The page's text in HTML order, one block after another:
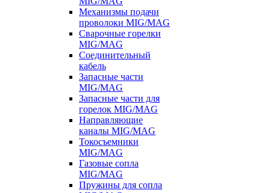
Механизмы подачи
проволоки MIG/MAG
Сварочные горелки
MIG/MAG
Соединительный
кабель
Запасные части
MIG/MAG
Запасные части для
горелок MIG/MAG
Направляющие
каналы MIG/MAG
Токосъемники
MIG/MAG
Газовые сопла
MIG/MAG
Пружины для сопла